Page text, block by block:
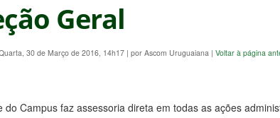
Geral
30 de Março de 2016, 14h17 | por Ascom Uruguaiana | Voltar à página
do Campus faz assessoria direta em todas as ações